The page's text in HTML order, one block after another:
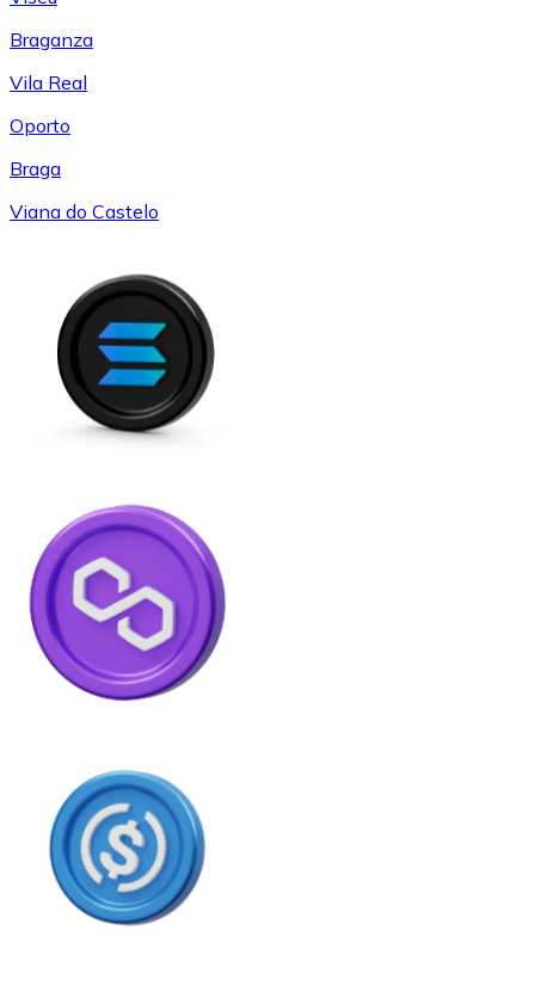
Braganza
Vila Real
Oporto
Braga
Viana do Castelo